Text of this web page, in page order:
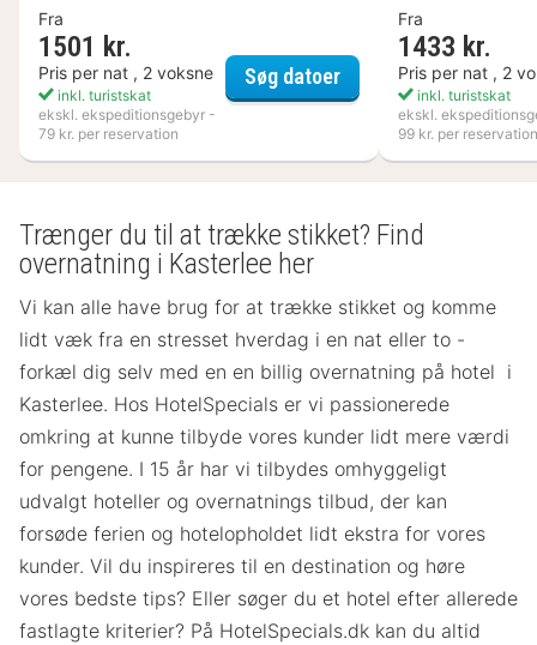
Fra
1501 kr.
Pris per nat , 2 voksne
inkl. turistskat
ekskl. ekspeditionsgebyr -
79 kr. per reservation
Søg datoerBest Western Hotell
Fra
1433 kr.
Pris per nat , 2
inkl. turistskat
ekskl.
99 kr. per reservation
Trænger du til at trække stikket? Find
overnatning i Kasterlee her
Vi kan alle have brug for at trække stikket og komme
lidt væk fra en stresset hverdag i en nat eller to -
forkæl dig selv med en en billig overnatning på hotel i
Kasterlee. Hos HotelSpecials er vi passionerede
omkring at kunne tilbyde vores kunder lidt mere værdi
for pengene. I 15 år har vi tilbydes omhyggeligt
udvalgt hoteller og overnatnings tilbud, der kan
forsøde ferien og hotelopholdet lidt ekstra for vores
kunder. Vil du inspireres til en destination og høre
vores bedste tips? Eller søger du et hotel efter allerede
fastlagte kriterier? På HotelSpecials.dk kan du altid